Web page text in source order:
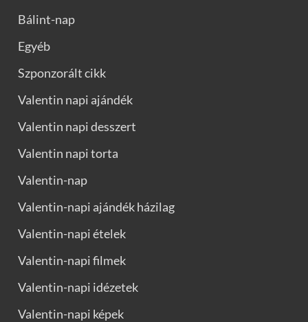
Bálint-nap
Egyéb
Szponzorált cikk
Valentin napi ajándék
Valentin napi desszert
Valentin napi torta
Valentin-nap
Valentin-napi ajándék házilag
Valentin-napi ételek
Valentin-napi filmek
Valentin-napi idézetek
Valentin-napi képek